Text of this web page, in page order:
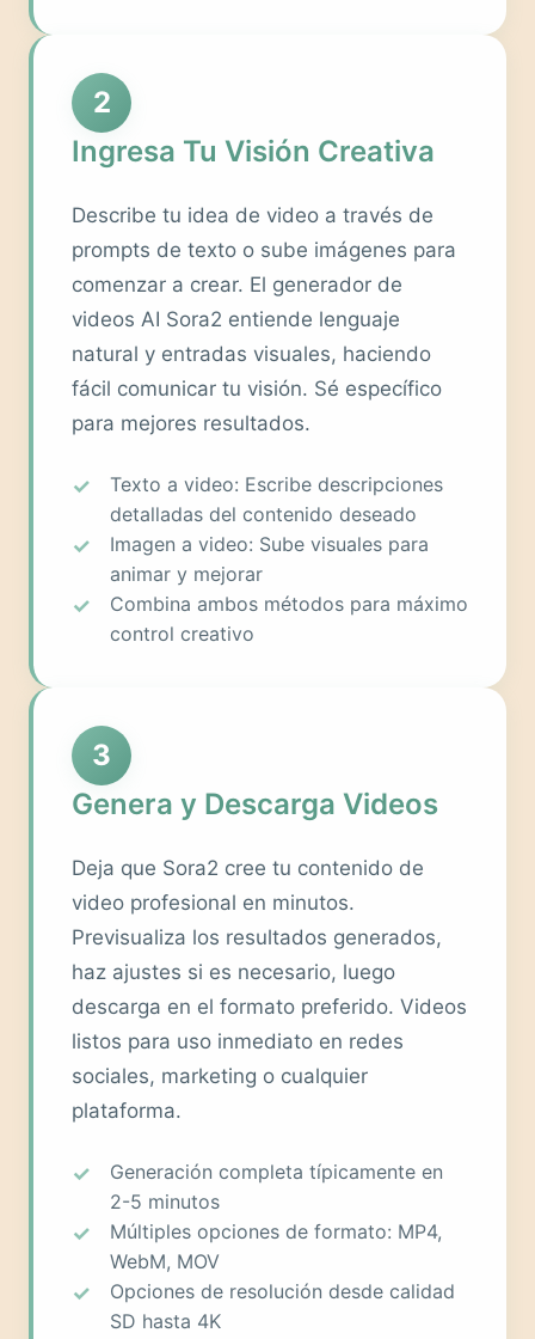
2
Ingresa Tu Visión Creativa
Describe tu idea de video a través de
prompts de texto o sube imágenes para
comenzar a crear. El generador de
videos AI Sora2 entiende lenguaje
natural y entradas visuales, haciendo
fácil comunicar tu visión. Sé específico
para mejores resultados.
Texto a video: Escribe descripciones
detalladas del contenido deseado
Imagen a video: Sube visuales para
animar y mejorar
Combina ambos métodos para máximo
control creativo
3
Genera y Descarga Videos
Deja que Sora2 cree tu contenido de
video profesional en minutos.
Previsualiza los resultados generados,
haz ajustes si es necesario, luego
descarga en el formato preferido. Videos
listos para uso inmediato en redes
sociales, marketing o cualquier
plataforma.
Generación completa típicamente en
2-5 minutos
Múltiples opciones de formato: MP4,
WebM, MOV
Opciones de resolución desde calidad
SD hasta 4K